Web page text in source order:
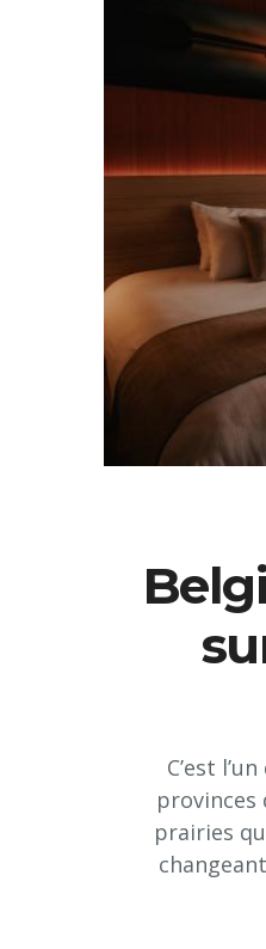
C’est
provinces
prairies